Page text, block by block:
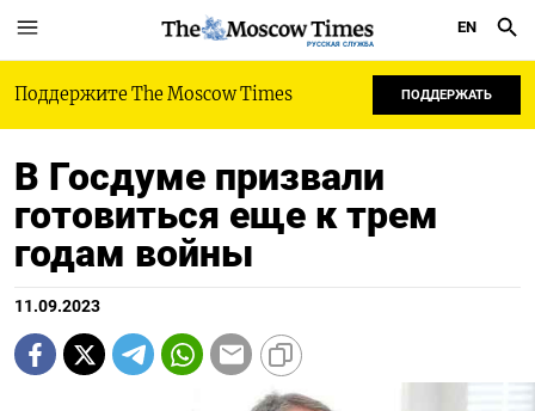
РУССКАЯ СЛУЖБА
EN
Поддержите The Moscow Times ПОДДЕРЖАТЬ
В Госдуме призвали
готовиться еще к трем
годам войны
11.09.2023